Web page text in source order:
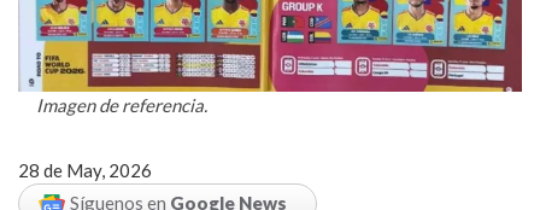
Imagen de referencia.
28 de May, 2026
Síguenos en Google News